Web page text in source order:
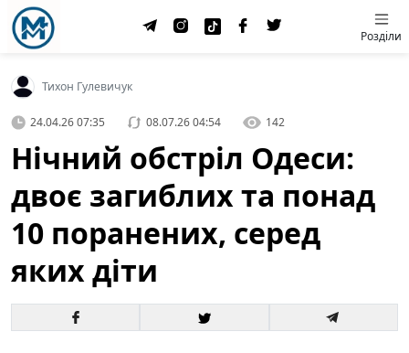
Розділи
Тихон Гулевичук
24.04.26 07:35 08.07.26 04:54 142
Нічний обстріл Одеси:
двоє загиблих та понад
10 поранених, серед
яких діти